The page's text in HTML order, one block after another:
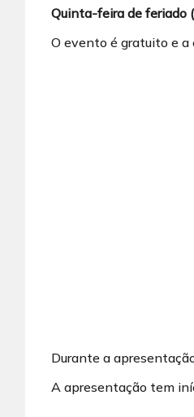
Quinta-feira de feriado
O evento é gratuito e a
Durante a
A apresentação tem